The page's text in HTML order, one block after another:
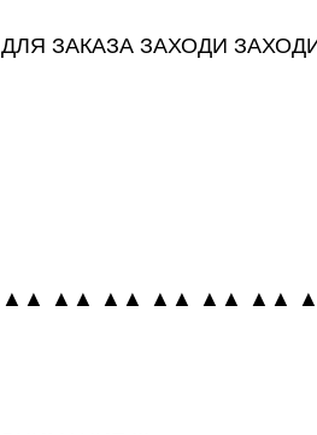
ДЛЯ ЗАКАЗА ЗАХОДИ ЗАХОДИ
▲▲ ▲▲ ▲▲ ▲▲ ▲▲ ▲▲